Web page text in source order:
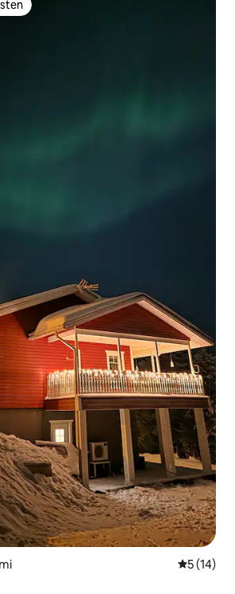
5 (14)